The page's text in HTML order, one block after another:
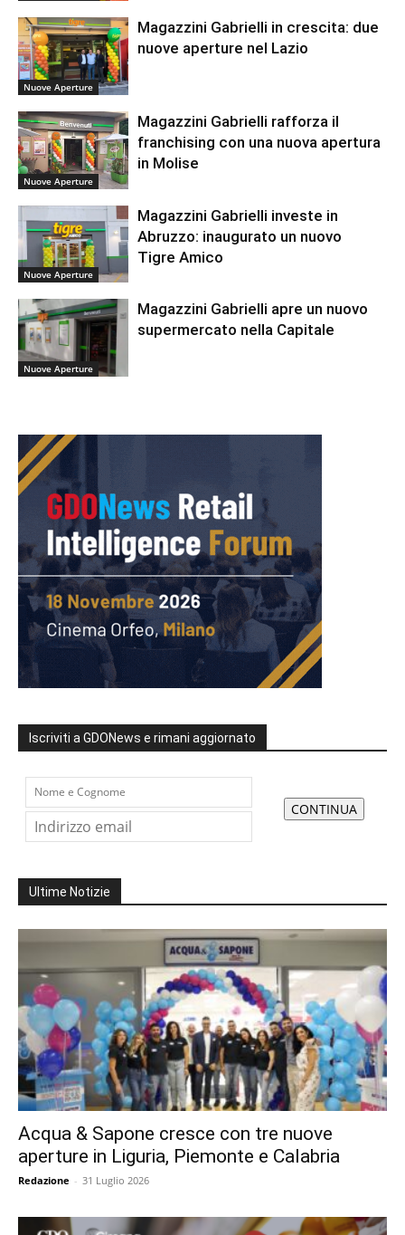
Nuove Aperture
Magazzini Gabrielli in crescita: due
nuove aperture nel Lazio
Nuove Aperture
Magazzini Gabrielli rafforza il
franchising con una nuova apertura
in Molise
Nuove Aperture
Magazzini Gabrielli investe in
Abruzzo: inaugurato un nuovo
Tigre Amico
Nuove Aperture
Magazzini Gabrielli apre un nuovo
supermercato nella Capitale
Iscriviti a GDONews e rimani aggiornato
Ultime Notizie
Acqua & Sapone cresce con tre nuove
aperture in Liguria, Piemonte e Calabria
Redazione - 31 Luglio 2026